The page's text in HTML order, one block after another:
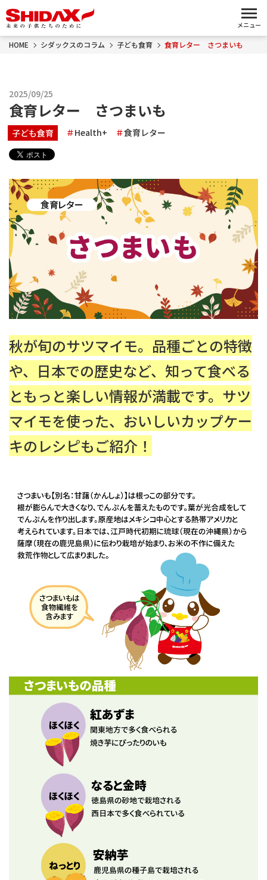
メニュー
HOME シダックスのコラム 子ども食育 食育レター さつまいも
2025/09/25
食育レター さつまいも
子ども食育 Health+ 食育レター
秋が旬のサツマイモ。品種ごとの特徴
や、日本での歴史など、知って食べる
ともっと楽しい情報が満載です。サツ
マイモを使った、おいしいカップケー
キのレシピもご紹介！